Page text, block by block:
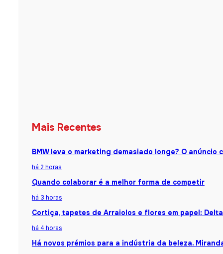
Mais Recentes
BMW leva o marketing demasiado longe? O
há 2 horas
Quando colaborar é a melhor forma de competir
há 3 horas
Cortiça, tapetes de Arraiolos e flores em papel:
há 4 horas
Há novos prémios para a indústria da beleza.